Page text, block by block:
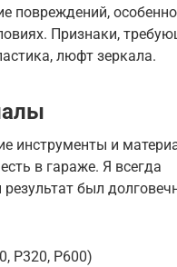
повреждений, особенно
Признаки,
люфт зеркала.
инструменты и
в гараже. Я всегда
был
P320, P600)